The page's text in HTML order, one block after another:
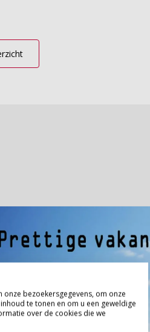
onze bezoekersgegevens, om onze
te tonen en om u een geweldige
over de cookies die we